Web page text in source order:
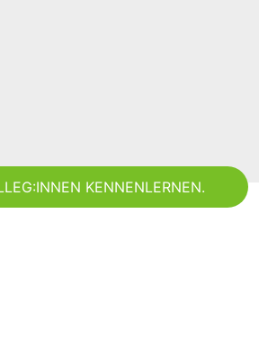
KENNENLERNEN.